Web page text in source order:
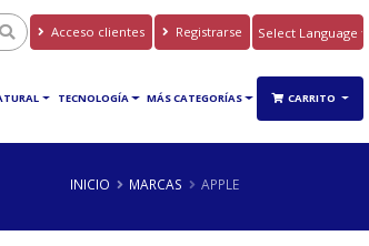
Acceso clientes Registrarse
Translate
TECNOLOGÍA MÁS CATEGORÍAS CARRITO
INICIO MARCAS APPLE